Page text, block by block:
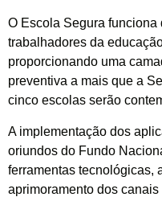
O Escola Segura
trabalhadores da
proporcionando uma
preventiva a mais que a
cinco escolas serão
A implementação dos
oriundos do Fundo
ferramentas tecnológicas,
aprimoramento dos